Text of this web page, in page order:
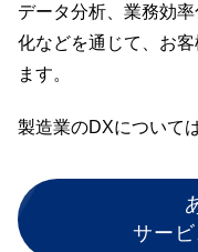
データ分析、業務効
化などを通じて、お
ます。
製造業のDXについて
サー